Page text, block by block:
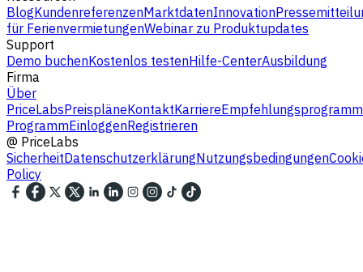
BlogKundenreferenzenMarktdatenInnovation
für FerienvermietungenWebinar zu Produktupdates
Support
Demo buchenKostenlos testenHilfe-CenterAusbildung
Firma
Über
PriceLabsPreispläneKontaktKarriereEmpfehlungsprogramm
ProgrammEinloggenRegistrieren
@ PriceLabs
SicherheitDatenschutzerklärungNutzungsbedingungen
Policy